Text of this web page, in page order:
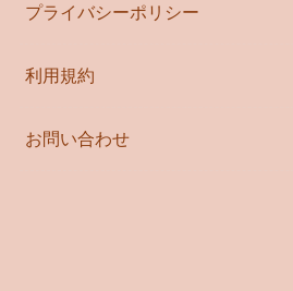
プライバシーポリシー
利用規約
お問い合わせ